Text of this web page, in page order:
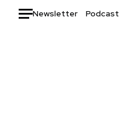
Newsletter Podcast